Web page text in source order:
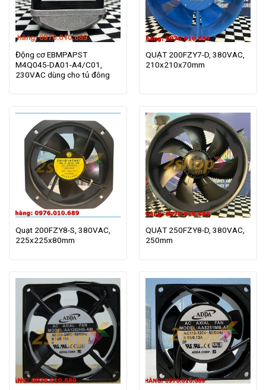
Động cơ EBMPAPST
M4Q045-DA01-A4/C01,
230VAC dùng cho tủ đông
QUẠT 200FZY7-D, 380VAC,
210x210x70mm
Quạt 200FZY8-S, 380VAC,
225x225x80mm
QUẠT 250FZY8-D, 380VAC,
250mm